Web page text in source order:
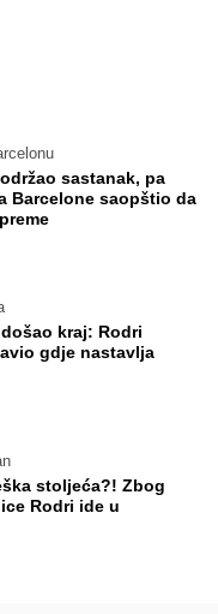
sastanak, pa
Barcelone saopštio da
kraj: Rodri
gdje nastavlja
stoljeća?! Zbog
Rodri ide u